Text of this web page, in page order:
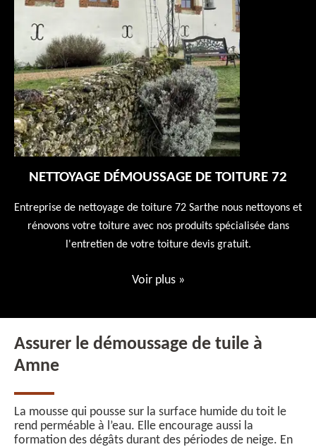
NETTOYAGE DÉMOUSSAGE DE TOITURE 72
Entreprise de nettoyage de toiture 72 Sarthe nous nettoyons et
rénovons votre toiture avec nos produits spécialisée dans
l'entretien de votre toiture devis gratuit.
Voir plus »
Assurer le démoussage de tuile à
Amne
La mousse qui pousse sur la surface humide du toit le
rend perméable à l’eau. Elle encourage aussi la
formation des dégâts durant des périodes de neige. En